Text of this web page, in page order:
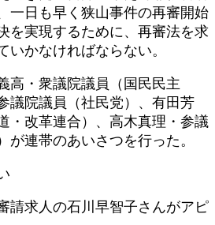
一日も早く狭山事件の再審開始
を実現するために、再審法を求
いかなければならない。
高・衆議院議員（国民民主
議院議員（社民党）、有田芳
・改革連合）、高木真理・参議
が連帯のあいさつを行った。
請求人の石川早智子さんがアピ